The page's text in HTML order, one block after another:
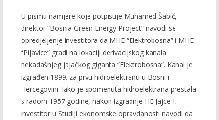
U pismu namjere koje potpisuje Muhamed Šabić,
direktor “Bosnia Green Energy Project” navodi se
opredjeljenje investitora da MHE “Elektrobosna” i MHE
“Pijavice” gradi na lokaciji derivacijskog kanala
nekadašnjeg jajačkog giganta “Elektrobosna“. Kanal je
izgrađen 1899. za prvu hidroelektranu u Bosni i
Hercegovini. Iako je spomenuta hidroelektrana prestala
s radom 1957 godine, nakon izgradnje HE Jajce I,
investitor u Studiji ekonomske opravdanosti navodi da